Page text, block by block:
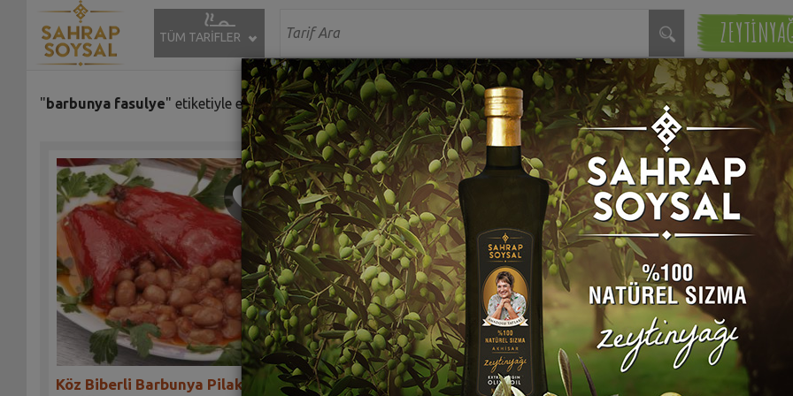
TÜM TARİFLER
"barbunya fasulye" etiketiyle eşleşen (7) tarif bulundu.
Köz Biberli Barbunya Pilaki
Çuhala - Lahanalı Hemşin
Kavurması Tarifi
Ezme Fasulye Tarifi